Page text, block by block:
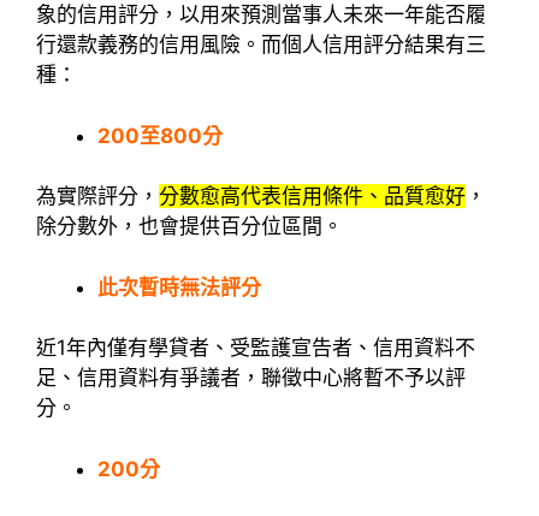
象的信用評分，以用來預測當事人未來一年能否履
行還款義務的信用風險。而個人信用評分結果有三
種：
200至800分
為實際評分， 分數愈高代表信用條件、品質愈好 ，
除分數外，也會提供百分位區間。
此次暫時無法評分
近1年內僅有學貸者、受監護宣告者、信用資料不
足、信用資料有爭議者，聯徵中心將暫不予以評
分。
200分